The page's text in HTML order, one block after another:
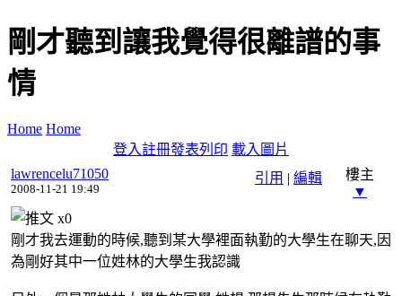
剛才聽到讓我覺得很離譜的事
情
Home Home
登入註冊發表列印 載入圖片
引用 | 編輯
lawrencelu71050
2008-11-21 19:49
樓主
▼
x0
剛才我去運動的時候,聽到某大學裡面執勤的大學生在聊天,因
為剛好其中一位姓林的大學生我認識